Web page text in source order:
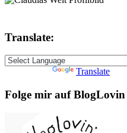
Translate:
Translate
Folge mir auf BlogLovin